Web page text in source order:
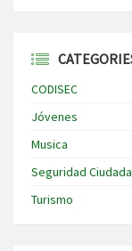
CODISEC
Jóvenes
Musica
Seguridad
Turismo